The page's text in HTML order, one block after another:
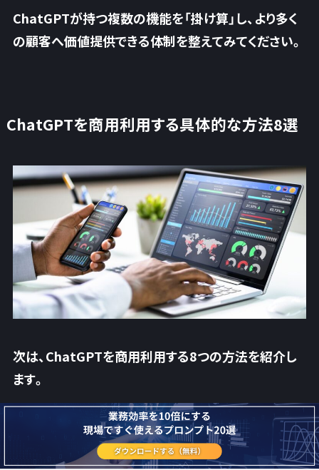
ChatGPTが持つ複数の機能を「掛け算」し、より多く
の顧客へ価値提供できる体制を整えてみてください。
ChatGPTを商用利用する具体的な方法8選
次は、ChatGPTを商用利用する8つの方法を紹介し
ます。
ChatGPTを商用利用する具体的な方法8選
文章の生成・要約